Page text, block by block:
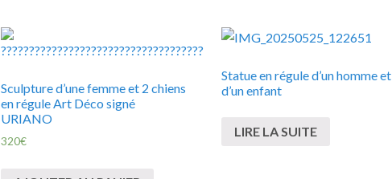
Sculpture d’une femme et 2 chiens
en régule Art Déco signé
URIANO
320€
Statue en régule d’un homme et
d’un enfant
LIRE LA SUITE